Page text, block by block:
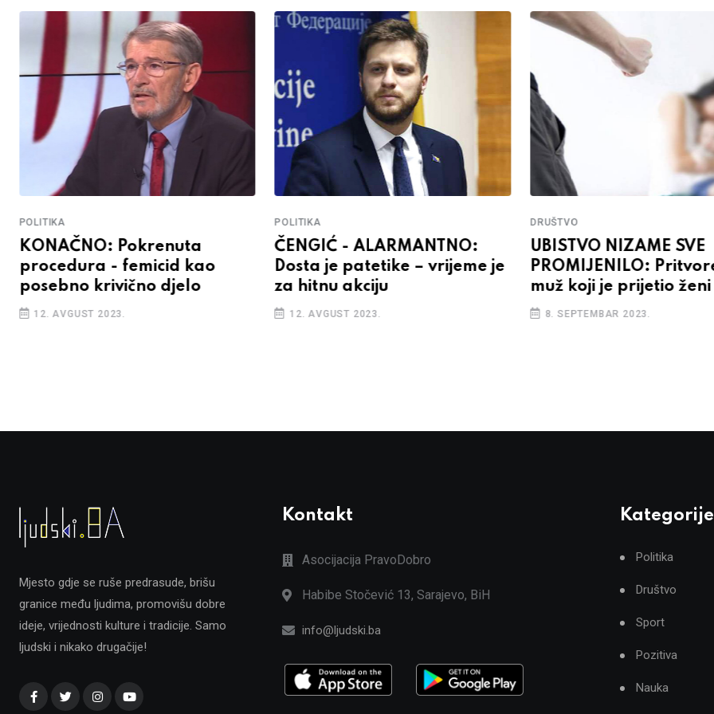
POLITIKA
KONAČNO: Pokrenuta
procedura - femicid kao
posebno krivično djelo
12. AVGUST 2023.
POLITIKA
ČENGIĆ - ALARMANTNO:
Dosta je patetike – vrijeme je
za hitnu akciju
12. AVGUST 2023.
DRUŠTVO
UBISTVO NIZAME SVE
PROMIJENILO:
muž koji je prijetio ženi
8. SEPTEMBAR 2023.
Mjesto gdje se ruše predrasude, brišu
granice među ljudima, promovišu dobre
ideje, vrijednosti kulture i tradicije. Samo
ljudski i nikako drugačije!
Kontakt
Asocijacija PravoDobro
Habibe Stočević 13, Sarajevo, BiH
info@ljudski.ba
Kategorije
Politika
Društvo
Sport
Pozitiva
Nauka